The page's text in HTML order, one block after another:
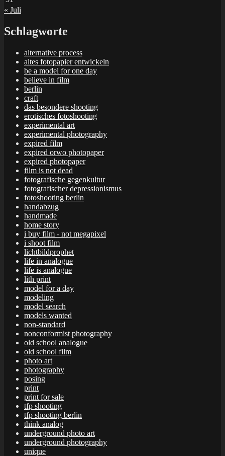
« Juli
Schlagworte
alternative process
altes fotopapier entwickeln
be a model for one day
believe in film
berlin
craft
das besondere shooting
erotisches fotoshooting
experimental art
experimental photography
expired film
expired orwo photopaper
expired photopaper
film is not dead
fotografische gegenkultur
fotografischer depressionismus
fotoshooting berlin
handabzug
handmade
home story
i buy film - not megapixel
i shoot film
lichtbildprophet
life in analogue
life is analogue
lith print
model for a day
modeling
model search
models wanted
non-standard
nonconformist photography
old school analogue
old school film
photo art
photography
posing
print
print for sale
tfp shooting
tfp shooting berlin
think analog
underground photo art
underground photography
unique